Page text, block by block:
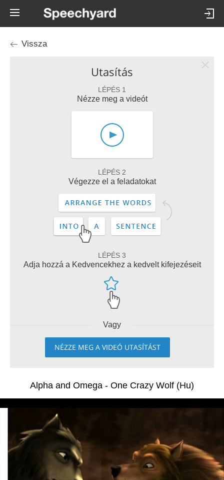
Vissza
Utasítás
LÉPÉS 1
Nézze meg a videót
LÉPÉS 2
Végezze el a feladatokat
LÉPÉS 3
Adja hozzá a Kedvencekhez a kedvelt kifejezéseit
Vagy
NÉZZE MEG A VIDEÓ UTASÍTÁST
Alpha and Omega - One Crazy Wolf (Hu)